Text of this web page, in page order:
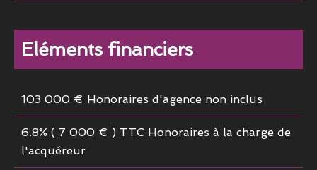
Eléments financiers
103 000 € Honoraires d'agence non inclus
6.8% ( 7 000 € ) TTC Honoraires à la charge de
l'acquéreur